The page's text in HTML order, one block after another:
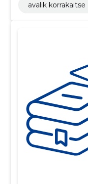
avalik korrakaitse